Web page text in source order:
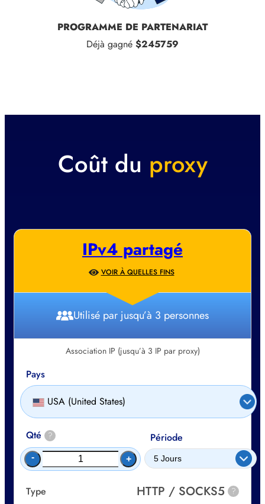
PROGRAMME DE PARTENARIAT
Déjà gagné $245759
Coût du proxy
IPv4 partagé
VOIR À QUELLES FINS
Utilisé par jusqu’à 3 personnes
Association IP (jusqu’à 3 IP par proxy)
Pays
USA (United States)
Qté ?
- +
Période
Type HTTP / SOCKS5 ?